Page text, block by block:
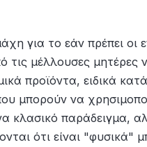
για το εάν πρέπει
τις μέλλουσες
προϊόντα, ειδικά
μπορούν να
κλασικό παράδειγμα,
ότι είναι "φυσικά"